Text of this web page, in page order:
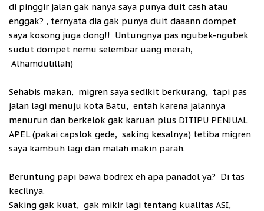
di pinggir jalan gak nanya saya punya duit cash atau
enggak? , ternyata dia gak punya duit daaann dompet
saya kosong juga dong!! Untungnya pas ngubek-ngubek
sudut dompet nemu selembar uang merah,
Alhamdulillah)
Sehabis makan, migren saya sedikit berkurang, tapi pas
jalan lagi menuju kota Batu, entah karena jalannya
menurun dan berkelok gak karuan plus DITIPU PENJUAL
APEL (pakai capslok gede, saking kesalnya) tetiba migren
saya kambuh lagi dan malah makin parah.
Beruntung papi bawa bodrex eh apa panadol ya? Di tas
kecilnya.
Saking gak kuat, gak mikir lagi tentang kualitas ASI,